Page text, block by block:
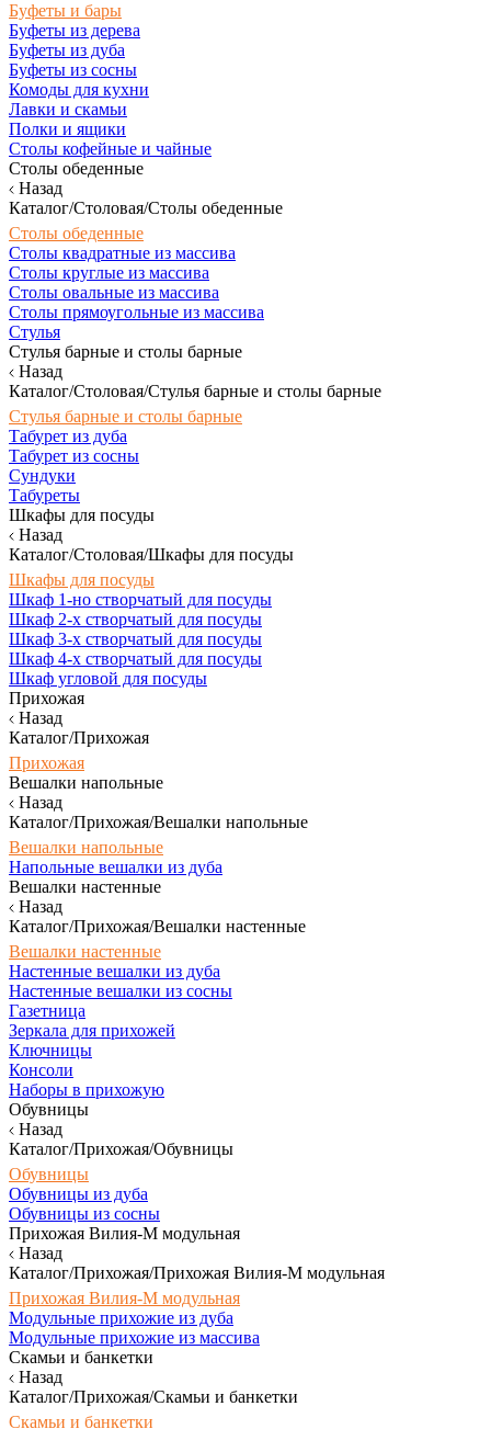
Буфеты и бары
Буфеты из дерева
Буфеты из дуба
Буфеты из сосны
Комоды для кухни
Лавки и скамьи
Полки и ящики
Столы кофейные и чайные
Столы обеденные
Назад
Каталог/Столовая/Столы обеденные
Столы обеденные
Столы квадратные из массива
Столы круглые из массива
Столы овальные из массива
Столы прямоугольные из массива
Стулья
Стулья барные и столы барные
Назад
Каталог/Столовая/Стулья барные и столы барные
Стулья барные и столы барные
Табурет из дуба
Табурет из сосны
Сундуки
Табуреты
Шкафы для посуды
Назад
Каталог/Столовая/Шкафы для посуды
Шкафы для посуды
Шкаф 1-но створчатый для посуды
Шкаф 2-х створчатый для посуды
Шкаф 3-х створчатый для посуды
Шкаф 4-х створчатый для посуды
Шкаф угловой для посуды
Прихожая
Назад
Каталог/Прихожая
Прихожая
Вешалки напольные
Назад
Каталог/Прихожая/Вешалки напольные
Вешалки напольные
Напольные вешалки из дуба
Вешалки настенные
Назад
Каталог/Прихожая/Вешалки настенные
Вешалки настенные
Настенные вешалки из дуба
Настенные вешалки из сосны
Газетница
Зеркала для прихожей
Ключницы
Консоли
Наборы в прихожую
Обувницы
Назад
Каталог/Прихожая/Обувницы
Обувницы
Обувницы из дуба
Обувницы из сосны
Прихожая Вилия-М модульная
Назад
Каталог/Прихожая/Прихожая Вилия-М модульная
Прихожая Вилия-М модульная
Модульные прихожие из дуба
Модульные прихожие из массива
Скамьи и банкетки
Назад
Каталог/Прихожая/Скамьи и банкетки
Скамьи и банкетки